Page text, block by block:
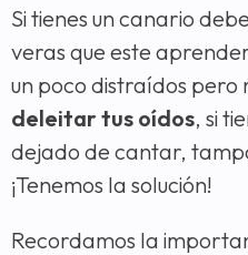
Si tienes un canario
veras que este
un poco distraídos
deleitar tus oídos, si
dejado de cantar,
¡Tenemos la solución!
Recordamos la